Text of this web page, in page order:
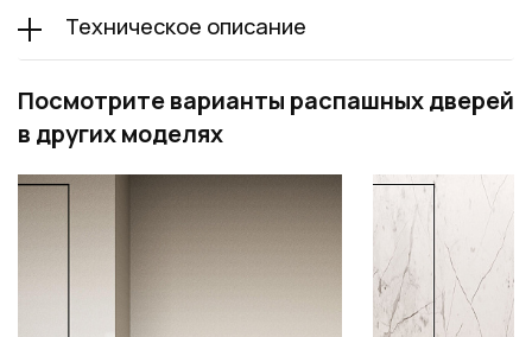
Техническое описание
Посмотрите варианты распашных дверей
в других моделях